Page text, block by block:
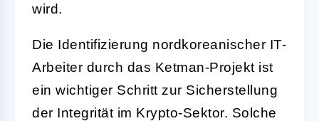
wird.
Die Identifizierung nordkoreanischer IT-
Arbeiter durch das Ketman-Projekt ist
ein wichtiger Schritt zur Sicherstellung
der Integrität im Krypto-Sektor. Solche